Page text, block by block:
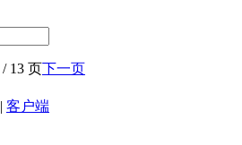
/ 13 页下一页
| 客户端